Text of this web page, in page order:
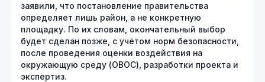
заявили, что постановление правительства
определяет лишь район, а не конкретную
площадку. По их словам, окончательный выбор
будет сделан позже, с учётом норм безопасности,
после проведения оценки воздействия на
окружающую среду (ОВОС), разработки проекта и
экспертиз.